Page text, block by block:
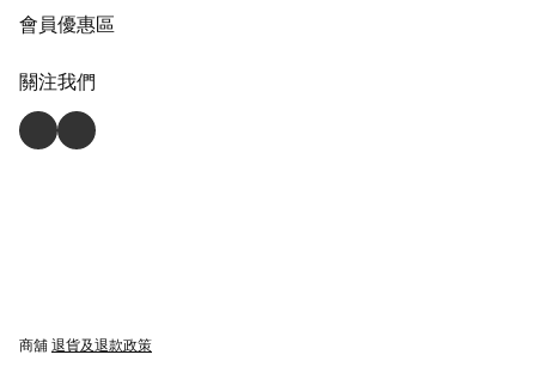
會員優惠區
關注我們
商舖 退貨及退款政策